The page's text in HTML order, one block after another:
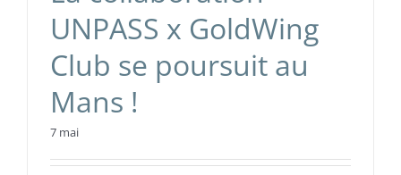
UNPASS x GoldWing
Club se poursuit au
Mans !
7 mai